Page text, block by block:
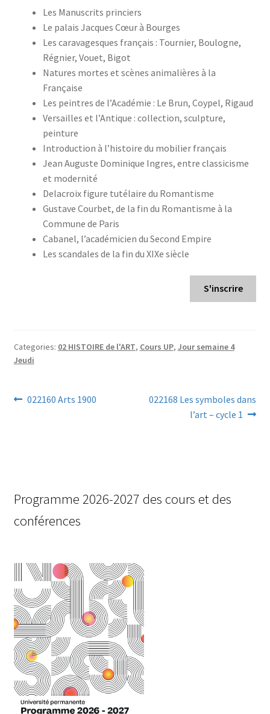
Les Manuscrits princiers
Le palais Jacques Cœur à Bourges
Les caravagesques français : Tournier, Boulogne,
Régnier, Vouet, Bigot
Natures mortes et scènes animalières à la
Française
Les peintres de l’Académie : Le Brun, Coypel, Rigaud
Versailles et l’Antique : collection, sculpture,
peinture
Introduction à l’histoire du mobilier français
Jean Auguste Dominique Ingres, entre classicisme
et modernité
Delacroix figure tutélaire du Romantisme
Gustave Courbet, de la fin du Romantisme à la
Commune de Paris
Cabanel, l’académicien du Second Empire
Les scandales de la fin du XIXe siècle
S'inscrire
Categories: 02 HISTOIRE de l'ART, Cours UP, Jour semaine 4
Jeudi
Navigation
Previous
022160 Arts 1900
Next
022168 Les symboles dans
l’art – cycle 1
Programme 2026-2027 des cours et des
conférences